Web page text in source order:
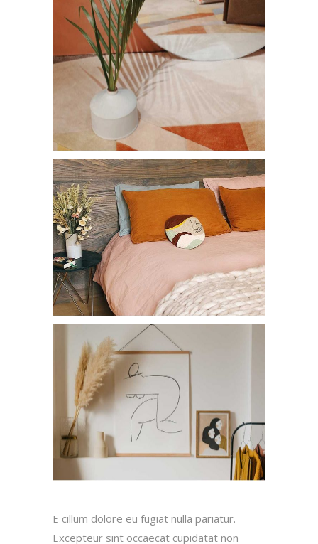
E cillum dolore eu fugiat nulla pariatur.
Excepteur sint occaecat cupidatat non